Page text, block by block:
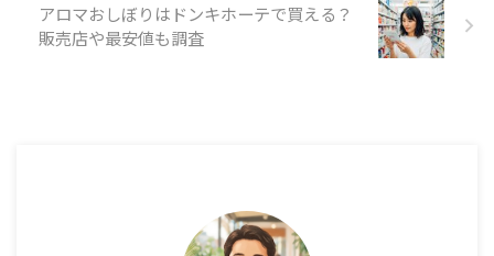
アロマおしぼりはドンキホーテで買える？
販売店や最安値も調査